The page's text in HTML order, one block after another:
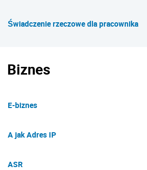
Świadczenie rzeczowe dla pracownika
Biznes
E-biznes
A jak Adres IP
ASR